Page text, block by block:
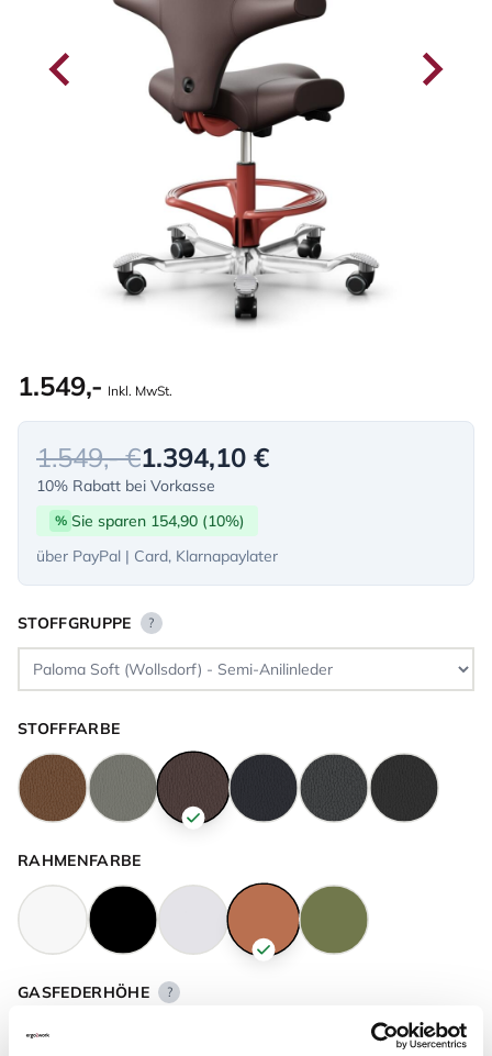
1.549,- Inkl. MwSt.
1.549,- €1.394,10 €
10% Rabatt bei Vorkasse
% Sie sparen 154,90 (10%)
über PayPal | Card, Klarnapaylater
STOFFGRUPPE ?
STOFFFARBE
RAHMENFARBE
GASFEDERHÖHE ?